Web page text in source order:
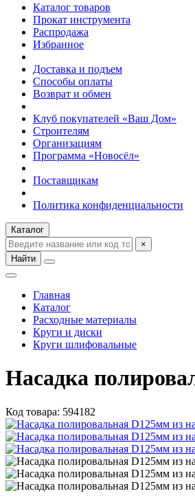
Каталог товаров
Прокат инструмента
Распродажа
Избранное
Доставка и подъем
Способы оплаты
Возврат и обмен
Клуб покупателей «Ваш Дом»
Строителям
Организациям
Программа «Новосёл»
Поставщикам
Политика конфиденциальности
Каталог
×
Найти
Главная
Каталог
Расходные материалы
Круги и диски
Круги шлифовальные
Насадка
Код товара: 594182